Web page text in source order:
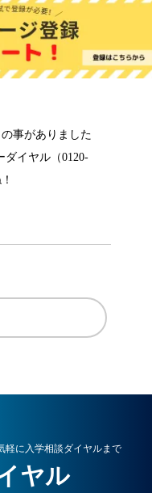
事がありました
ダイヤル（0120-
軽に入学相談ダイヤルまで
ヤル